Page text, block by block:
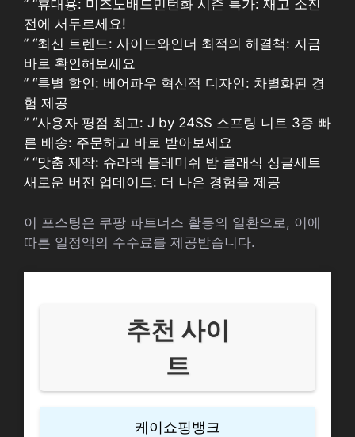
” “휴대용: 미즈노배드민턴화 시즌 특가: 재고 소진
전에 서두르세요!
” “최신 트렌드: 사이드와인더 최적의 해결책: 지금
바로 확인해보세요
” “특별 할인: 베어파우 혁신적 디자인: 차별화된 경
험 제공
” “사용자 평점 최고: J by 24SS 스프링 니트 3종 빠
른 배송: 주문하고 바로 받아보세요
” “맞춤 제작: 슈라멕 블레미쉬 밤 클래식 싱글세트
새로운 버전 업데이트: 더 나은 경험을 제공
이 포스팅은 쿠팡 파트너스 활동의 일환으로, 이에
따른 일정액의 수수료를 제공받습니다.
추천 사이
트
케이쇼핑뱅크